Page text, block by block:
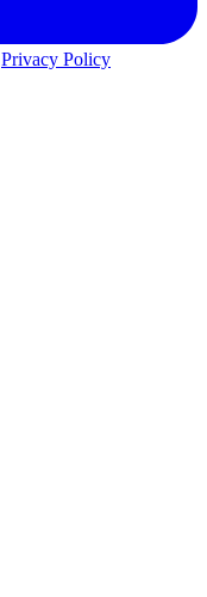
Privacy Policy